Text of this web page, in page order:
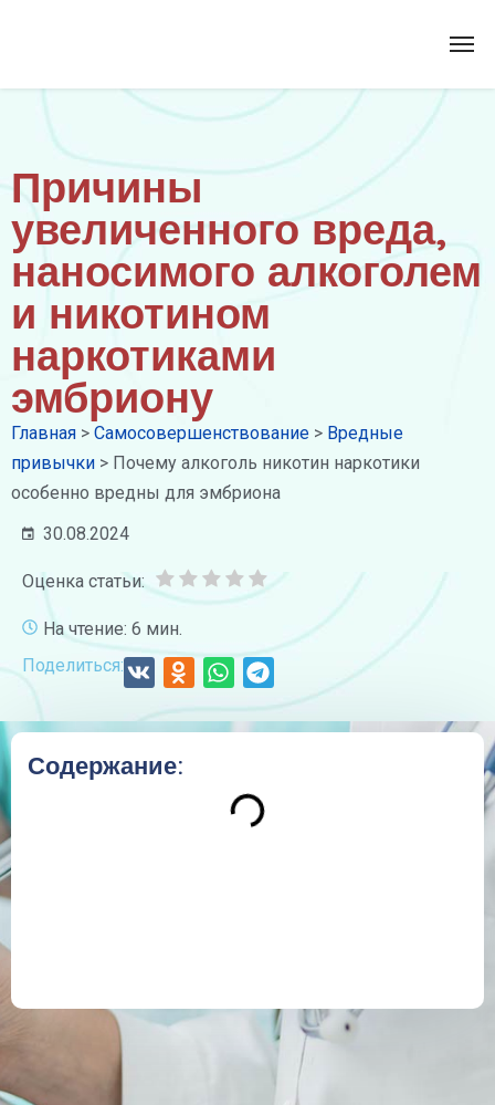
Причины
увеличенного вреда,
наносимого алкоголем
и никотином
наркотиками
эмбриону
Главная > Самосовершенствование > Вредные
привычки > Почему алкоголь никотин наркотики
особенно вредны для эмбриона
30.08.2024
Оценка статьи:
На чтение: 6 мин.
Поделиться:
Содержание: